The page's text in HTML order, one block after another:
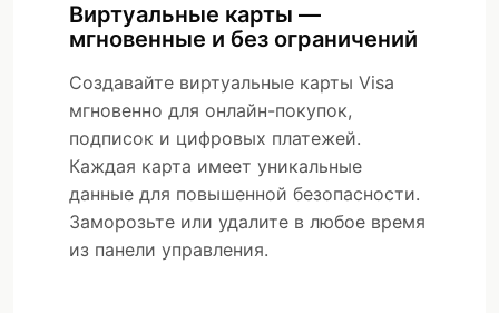
Виртуальные карты —
мгновенные и без ограничений
Создавайте виртуальные карты Visa
мгновенно для онлайн-покупок,
подписок и цифровых платежей.
Каждая карта имеет уникальные
данные для повышенной безопасности.
Заморозьте или удалите в любое время
из панели управления.